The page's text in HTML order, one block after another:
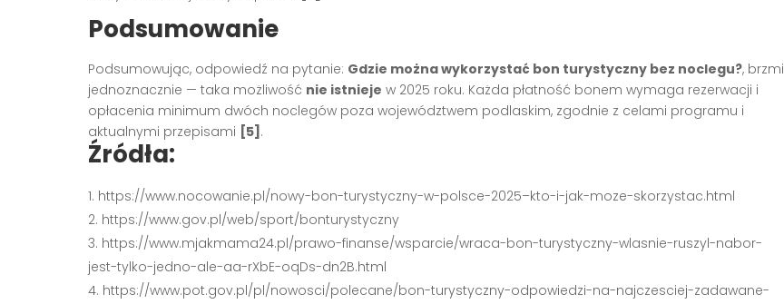
Podsumowanie
Podsumowując, odpowiedź na pytanie: Gdzie można wykorzystać bon turystyczny bez noclegu?, brzmi
jednoznacznie — taka możliwość nie istnieje w 2025 roku. Każda płatność bonem wymaga rezerwacji i
opłacenia minimum dwóch noclegów poza województwem podlaskim, zgodnie z celami programu i
aktualnymi przepisami [5] .
Źródła:
https://www.nocowanie.pl/nowy-bon-turystyczny-w-polsce-2025–kto-i-jak-moze-skorzystac.html
https://www.gov.pl/web/sport/bonturystyczny
https://www.mjakmama24.pl/prawo-finanse/wsparcie/wraca-bon-turystyczny-wlasnie-ruszyl-nabor-
jest-tylko-jedno-ale-aa-rXbE-oqDs-dn2B.html
https://www.pot.gov.pl/pl/nowosci/polecane/bon-turystyczny-odpowiedzi-na-najczesciej-zadawane-